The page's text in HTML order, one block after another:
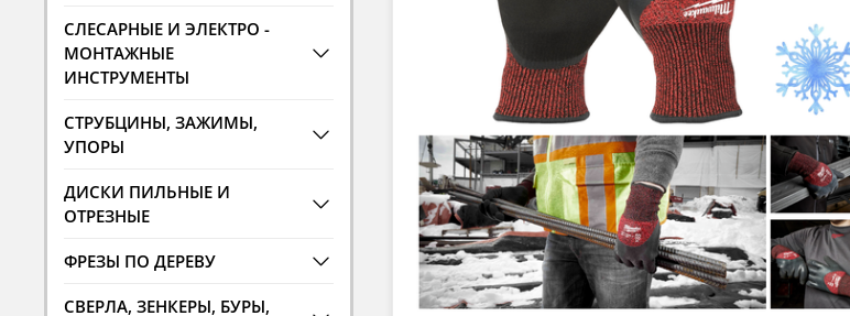
СЛЕСАРНЫЕ И ЭЛЕКТРО -
МОНТАЖНЫЕ
ИНСТРУМЕНТЫ
СТРУБЦИНЫ, ЗАЖИМЫ,
УПОРЫ
ДИСКИ ПИЛЬНЫЕ И
ОТРЕЗНЫЕ
ФРЕЗЫ ПО ДЕРЕВУ
СВЕРЛА, ЗЕНКЕРЫ, БУРЫ,